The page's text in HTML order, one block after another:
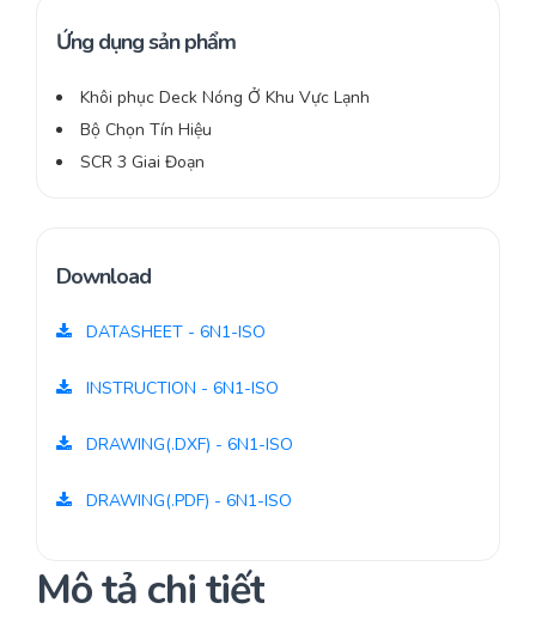
Ứng dụng sản phẩm
Khôi phục Deck Nóng Ở Khu Vực Lạnh
Bộ Chọn Tín Hiệu
SCR 3 Giai Đoạn
Download
DATASHEET - 6N1-ISO
INSTRUCTION - 6N1-ISO
DRAWING(.DXF) - 6N1-ISO
DRAWING(.PDF) - 6N1-ISO
Mô tả chi tiết